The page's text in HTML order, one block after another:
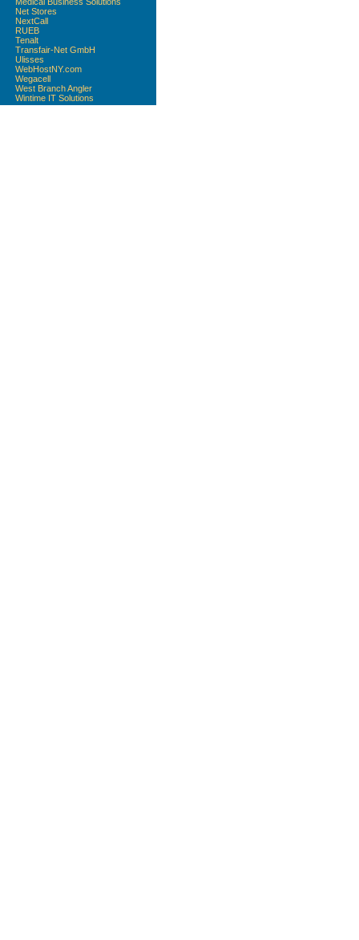
Net Stores
NextCall
RUEB
Tenalt
Transfair-Net GmbH
Ulisses
WebHostNY.com
Wegacell
West Branch Angler
Wintime IT Solutions